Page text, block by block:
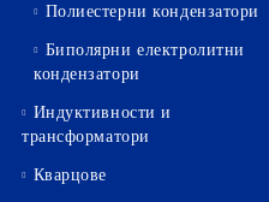
Полиестерни кондензатори
Биполярни електролитни
кондензатори
Индуктивности и
трансформатори
Кварцове